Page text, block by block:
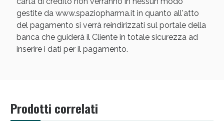
gestite da www.spaziopharma.it in quanto all'atto
del pagamento si verrà reindirizzati sul portale della
banca che guiderà il Cliente in totale sicurezza ad
inserire i dati per il pagamento.
Prodotti correlati